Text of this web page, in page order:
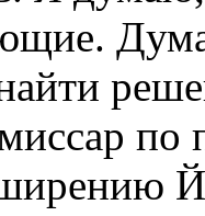
по